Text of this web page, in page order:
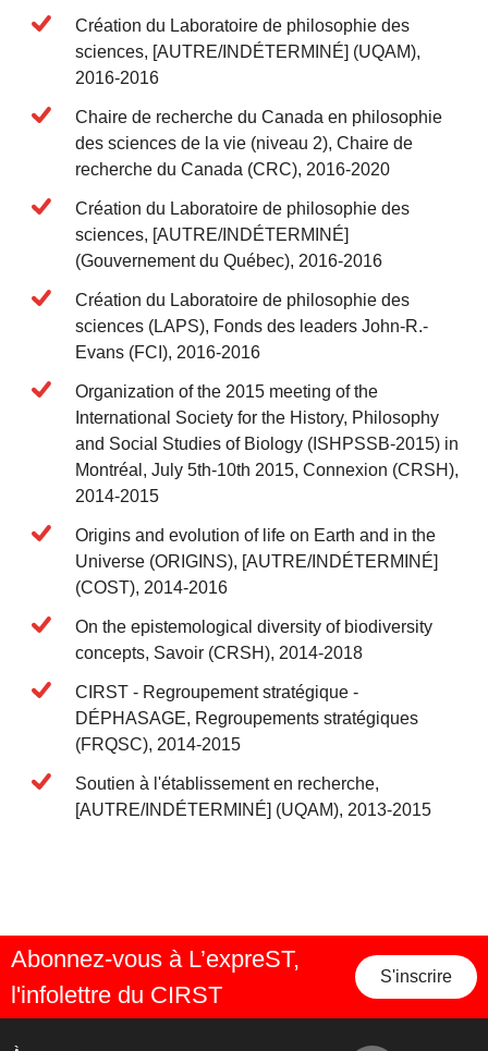
Création du Laboratoire de philosophie des
sciences, [AUTRE/INDÉTERMINÉ] (UQAM),
2016-2016
Chaire de recherche du Canada en philosophie
des sciences de la vie (niveau 2), Chaire de
recherche du Canada (CRC), 2016-2020
Création du Laboratoire de philosophie des
sciences, [AUTRE/INDÉTERMINÉ]
(Gouvernement du Québec), 2016-2016
Création du Laboratoire de philosophie des
sciences (LAPS), Fonds des leaders John-R.-
Evans (FCI), 2016-2016
Organization of the 2015 meeting of the
International Society for the History, Philosophy
and Social Studies of Biology (ISHPSSB-2015) in
Montréal, July 5th-10th 2015, Connexion (CRSH),
2014-2015
Origins and evolution of life on Earth and in the
Universe (ORIGINS), [AUTRE/INDÉTERMINÉ]
(COST), 2014-2016
On the epistemological diversity of biodiversity
concepts, Savoir (CRSH), 2014-2018
CIRST - Regroupement stratégique -
DÉPHASAGE, Regroupements stratégiques
(FRQSC), 2014-2015
Soutien à l'établissement en recherche,
[AUTRE/INDÉTERMINÉ] (UQAM), 2013-2015
Abonnez-vous à L’expreST,
l'infolettre du CIRST
S'inscrire